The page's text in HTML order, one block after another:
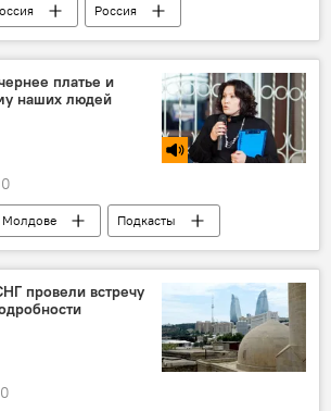
Россия
спорт
платье и
наших людей
Молдове
Подкасты
Людмила Ройбу
провели встречу